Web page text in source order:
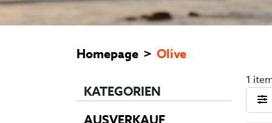
Homepage Olive
KATEGORIEN
1